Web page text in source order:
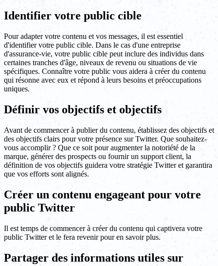
Identifier votre public cible
Pour adapter votre contenu et vos messages, il est essentiel
d'identifier votre public cible. Dans le cas d'une entreprise
d'assurance-vie, votre public cible peut inclure des individus dans
certaines tranches d'âge, niveaux de revenu ou situations de vie
spécifiques. Connaître votre public vous aidera à créer du contenu
qui résonne avec eux et répond à leurs besoins et préoccupations
uniques.
Définir vos objectifs et objectifs
Avant de commencer à publier du contenu, établissez des objectifs et
des objectifs clairs pour votre présence sur Twitter. Que souhaitez-
vous accomplir ? Que ce soit pour augmenter la notoriété de la
marque, générer des prospects ou fournir un support client, la
définition de vos objectifs guidera votre stratégie Twitter et garantira
que vos efforts sont alignés.
Créer un contenu engageant pour votre
public Twitter
Il est temps de commencer à créer du contenu qui captivera votre
public Twitter et le fera revenir pour en savoir plus.
Partager des informations utiles sur